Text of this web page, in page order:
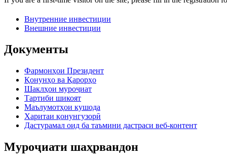
Внутренние инвестиции
Внешние инвестиции
Документы
Фармонҳои Президент
Қонунҳо ва Қарорҳо
Шаклҳои муроҷиат
Тартиби шикоят
Маълумотҳои кушода
Харитаи қонунгузорӣ
Дастурамал оид ба таъмини дастраси веб-контент
Муроҷиати шаҳрвандон